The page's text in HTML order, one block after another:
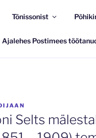
Tõnissonist
Ajalehes Postimees
Selts